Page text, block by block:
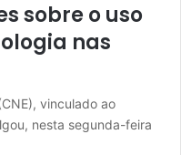
sobre o uso
nas
vinculado ao
nesta segunda-feira